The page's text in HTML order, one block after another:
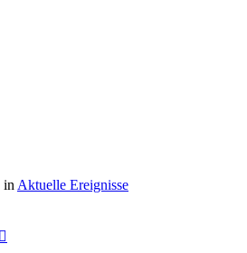
in Aktuelle Ereignisse